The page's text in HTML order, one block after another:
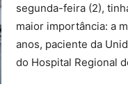
segunda-feira (2),
maior importância: a
anos, paciente da
do Hospital Regional